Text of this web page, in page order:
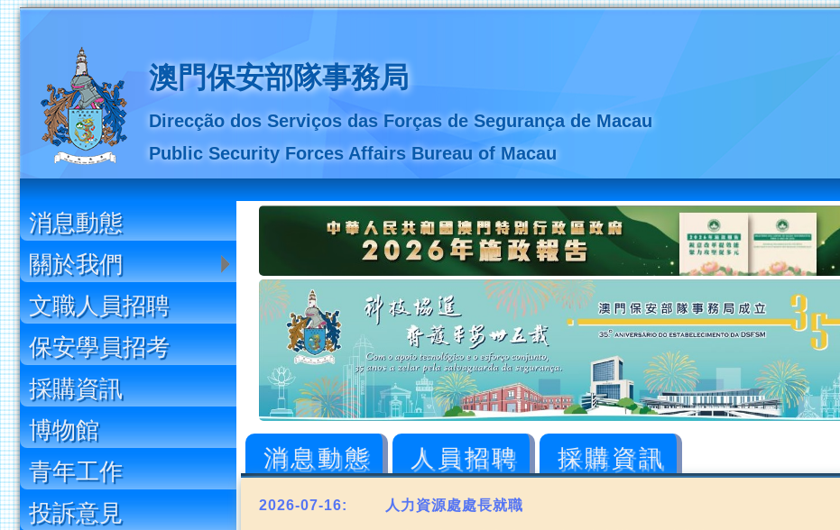
澳門保安部隊事務局
Direcção dos Serviços das Forças de Segurança de Macau
Public Security Forces AffairsBureau of Macau
消息動態
關於我們
文職人員招聘
保安學員招考
採購資訊
博物館
青年工作
投訴意見
消息動態 人員招聘 採購資訊
2026-07-16: 人力資源處處長就職